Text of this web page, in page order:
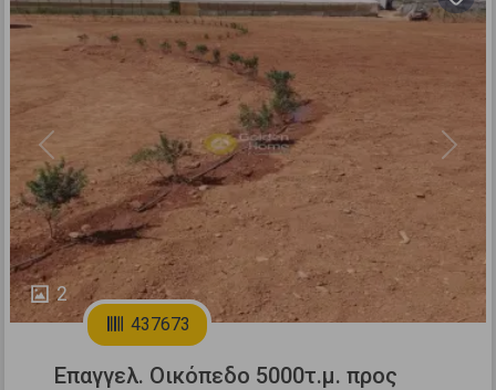
2
Previous Next
437673
Επαγγελ. Οικόπεδο 5000τ.μ. προς